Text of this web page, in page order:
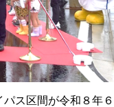
ス区間が令和８年６